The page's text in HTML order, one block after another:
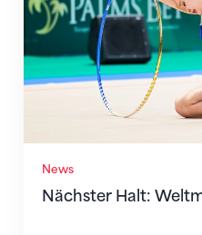
News
Nächster Halt: